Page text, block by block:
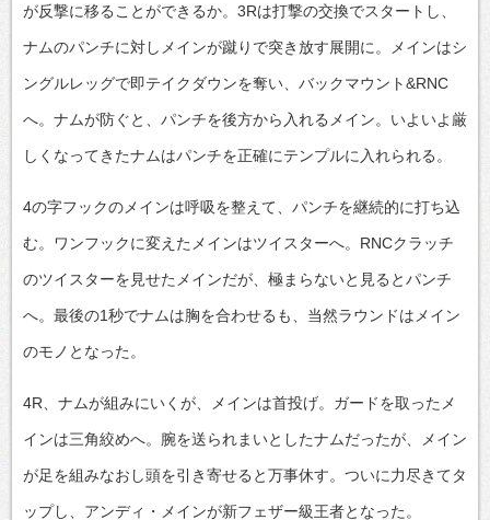
が反撃に移ることができるか。3Rは打撃の交換でスタートし、
ナムのパンチに対しメインが蹴りで突き放す展開に。メインはシ
ングルレッグで即テイクダウンを奪い、バックマウント&RNC
へ。ナムが防ぐと、パンチを後方から入れるメイン。いよいよ厳
しくなってきたナムはパンチを正確にテンプルに入れられる。
4の字フックのメインは呼吸を整えて、パンチを継続的に打ち込
む。ワンフックに変えたメインはツイスターへ。RNCクラッチ
のツイスターを見せたメインだが、極まらないと見るとパンチ
へ。最後の1秒でナムは胸を合わせるも、当然ラウンドはメイン
のモノとなった。
4R、ナムが組みにいくが、メインは首投げ。ガードを取ったメ
インは三角絞めへ。腕を送られまいとしたナムだったが、メイン
が足を組みなおし頭を引き寄せると万事休す。ついに力尽きてタ
ップし、アンディ・メインが新フェザー級王者となった。